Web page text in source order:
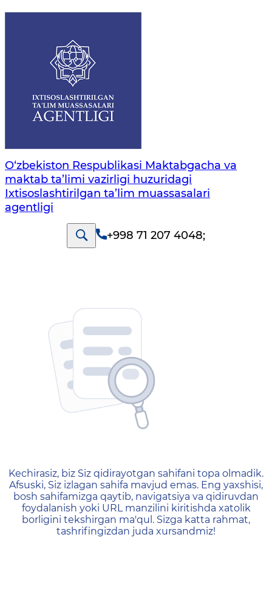
O‘zbekiston Respublikasi Maktabgacha va
maktab ta’limi vazirligi huzuridagi
Ixtisoslashtirilgan ta’lim muassasalari
agentligi
+998 71 207 4048;
404 — Страница не
Kechirasiz, biz Siz qidirayotgan sahifani topa olmadik.
Afsuski, Siz izlagan sahifa mavjud emas. Eng yaxshisi,
bosh sahifamizga qaytib, navigatsiya va qidiruvdan
foydalanish yoki URL manzilini kiritishda xatolik
borligini tekshirgan ma'qul. Sizga katta rahmat,
tashrifingizdan juda xursandmiz!